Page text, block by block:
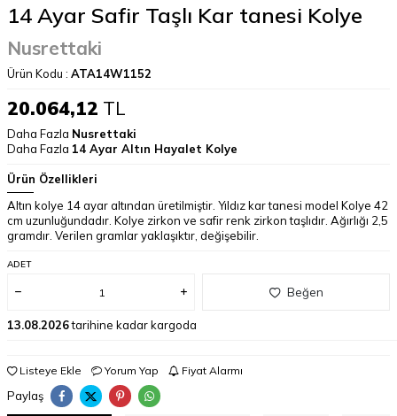
14 Ayar Safir Taşlı Kar tanesi Kolye
Nusrettaki
Ürün Kodu : ATA14W1152
20.064,12 TL
Daha Fazla Nusrettaki
Daha Fazla 14 Ayar Altın Hayalet Kolye
Ürün Özellikleri
Altın kolye 14 ayar altından üretilmiştir. Yıldız kar tanesi model Kolye 42
cm uzunluğundadır. Kolye zirkon ve safir renk zirkon taşlıdır. Ağırlığı 2,5
gramdır. Verilen gramlar yaklaşıktır, değişebilir.
ADET
Beğen
13.08.2026tarihine kadar kargoda
Listeye Ekle Yorum Yap Fiyat Alarmı
Paylaş